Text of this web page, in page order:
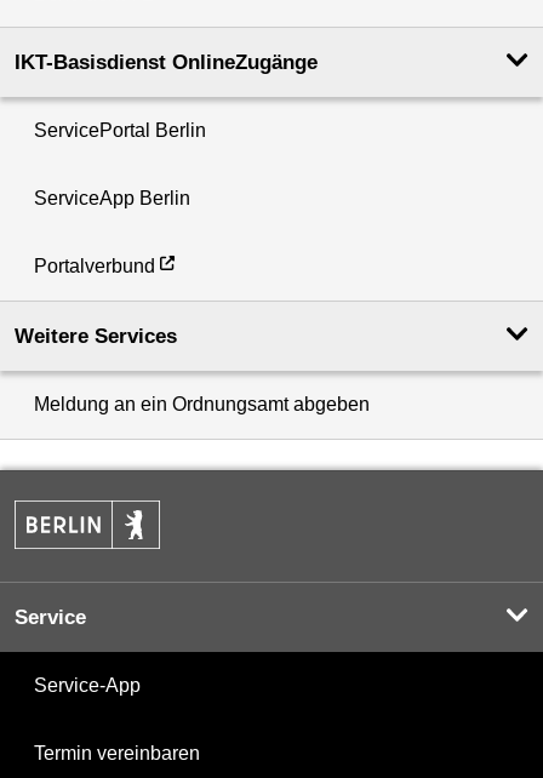
IKT-Basisdienst OnlineZugänge
ServicePortal Berlin
ServiceApp Berlin
Portalverbund
Weitere Services
Meldung an ein Ordnungsamt abgeben
Service
Service-App
Termin vereinbaren